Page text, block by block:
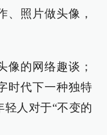
、照片做头像，
像的网络趣谈；
时代下一种独特
人对于“不变的